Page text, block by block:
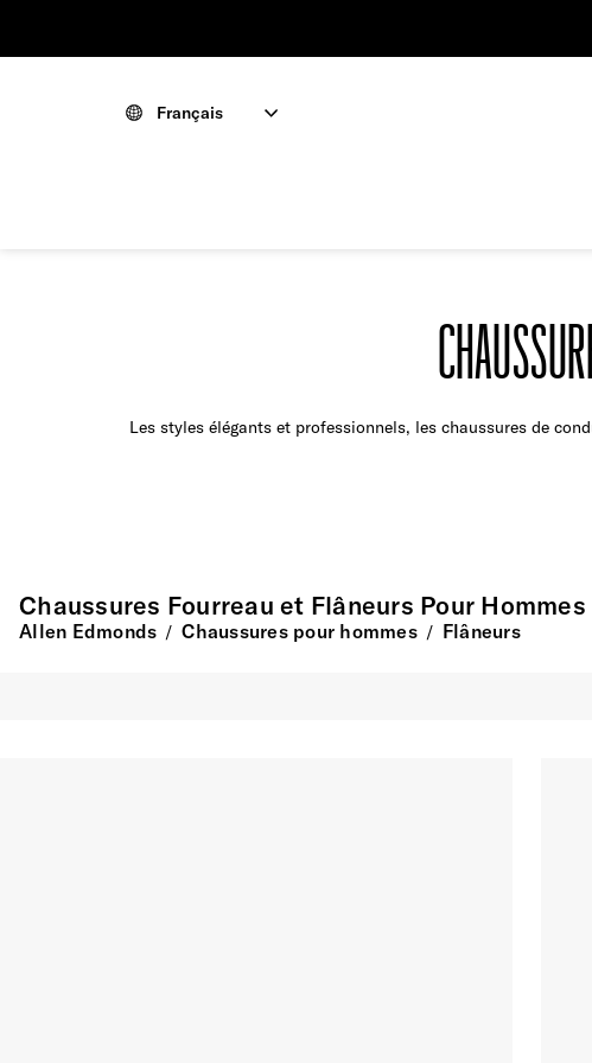
Français
Les styles élégants et professionnels, les chaussures de
Chaussures Fourreau et Flâneurs Pour Hommes
Allen Edmonds / Chaussures pour hommes / Flâneurs